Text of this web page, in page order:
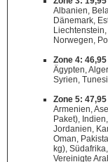
Albanien,
Dänemark,
Norwegen,
Zone 4:
Ägypten,
Syrien,
Zone 5:
Armenien,
Paket),
Jordanien,
Oman,
kg),
Vereinigte